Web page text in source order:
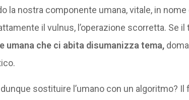
la nostra componente umana, vitale, in
il vulnus, l’operazione scorretta. Se il
umana che ci abita disumanizza tema,
sostituire l’umano con un algoritmo?